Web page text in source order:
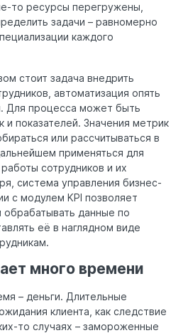
то ресурсы перегружены,
задачи – равномерно
каждого
стоит задача внедрить
автоматизация опять
Для процесса может быть
показателей. Значения метрик
или рассчитываться в
применяться для
сотрудников и их
система управления бизнес-
с модулем KPI позволяет
обрабатывать данные по
её в наглядном виде
много времени
– деньги. Длительные
клиента, как следствие
то случаях – замороженные